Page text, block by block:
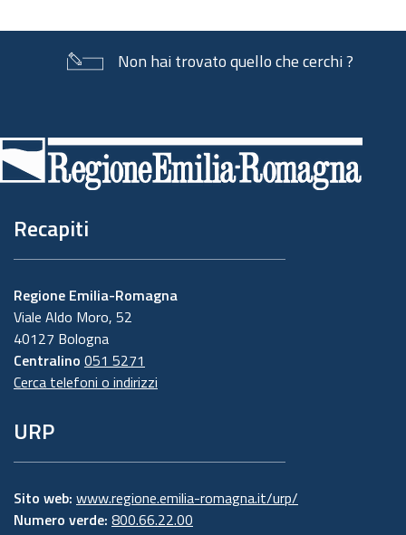
Non hai trovato quello che cerchi ?
di
pagina
Recapiti
Regione Emilia-Romagna
Viale Aldo Moro, 52
40127 Bologna
Centralino 051 5271
Cerca telefoni o indirizzi
URP
Sito web: www.regione.emilia-romagna.it/urp/
Numero verde: 800.66.22.00